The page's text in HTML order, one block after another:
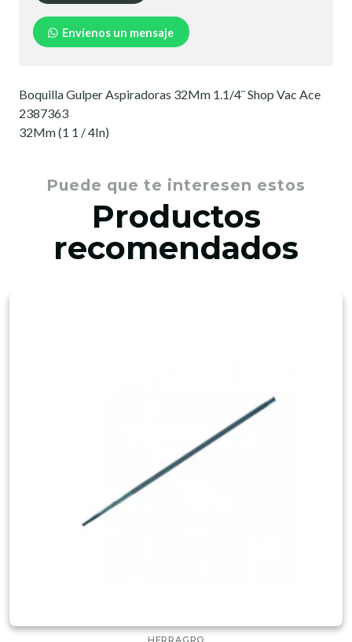
Envíenos un mensaje
Boquilla Gulper Aspiradoras 32Mm 1.1/4¨ Shop Vac Ace
2387363
32Mm (1 1 / 4In)
Puede que te interesen estos
Productos
recomendados
HERRAGRO